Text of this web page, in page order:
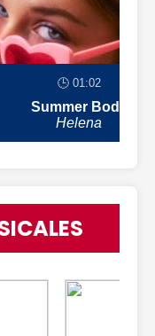
🕒 01:02
Summer Body
Helena